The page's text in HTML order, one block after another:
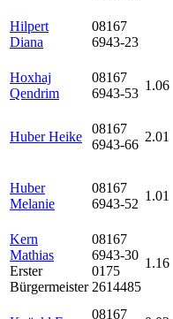
Hilpert
Diana
08167
6943-23
Hoxhaj
Qendrim
08167
6943-53
1.06
Huber Heike
08167
6943-66
2.01
Huber
Melanie
08167
6943-52
1.01
Kern
Mathias
Erster
Bürgermeister
08167
6943-30
0175
2614485
1.16
08167